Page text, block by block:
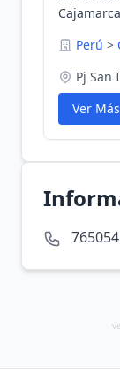
Perú >
Pj San
Ver Más